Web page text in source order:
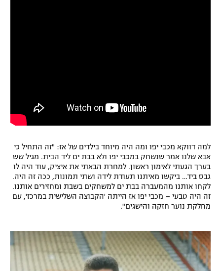
למה דווקא מכבי יפו ומה היה מיוחד בילדים של אז: "זה התחיל כי
אבא שלנו אמר שנשחק במכבי יפו ולא בבת ים ליד הבית. מגיל שש
בערך הגעתי לאימון ראשון. למחרת הבאתי את איציק, עוד היה לו
גבס ביד… ביקשו מאיתנו תעודת לידה ושתי תמונות, ככה זה היה.
לקחו אותנו מהמעברה בבת ים למשחקים בשבת ומחזירים אותנו.
זה היה טבעי – מכבי יפו אז הייתה 'הקבוצה השלישית במרכז', עם
מחלקת נוער חזקה והישגים".